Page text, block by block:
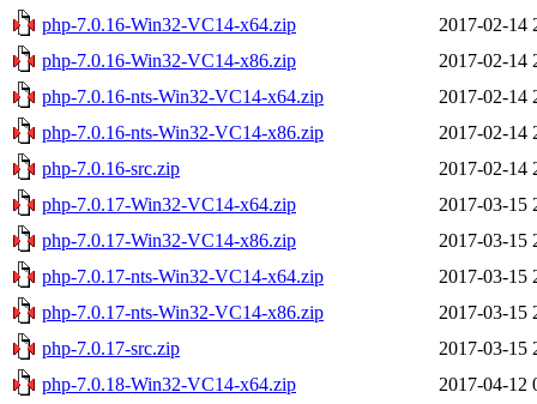
php-7.0.16-Win32-VC14-x64.zip
2017-02-14
php-7.0.16-Win32-VC14-x86.zip
2017-02-14
php-7.0.16-nts-Win32-VC14-x64.zip
2017-02-14
php-7.0.16-nts-Win32-VC14-x86.zip
2017-02-14
php-7.0.16-src.zip
2017-02-14
php-7.0.17-Win32-VC14-x64.zip
2017-03-15
php-7.0.17-Win32-VC14-x86.zip
2017-03-15
php-7.0.17-nts-Win32-VC14-x64.zip
2017-03-15
php-7.0.17-nts-Win32-VC14-x86.zip
2017-03-15
php-7.0.17-src.zip
2017-03-15
php-7.0.18-Win32-VC14-x64.zip
2017-04-12